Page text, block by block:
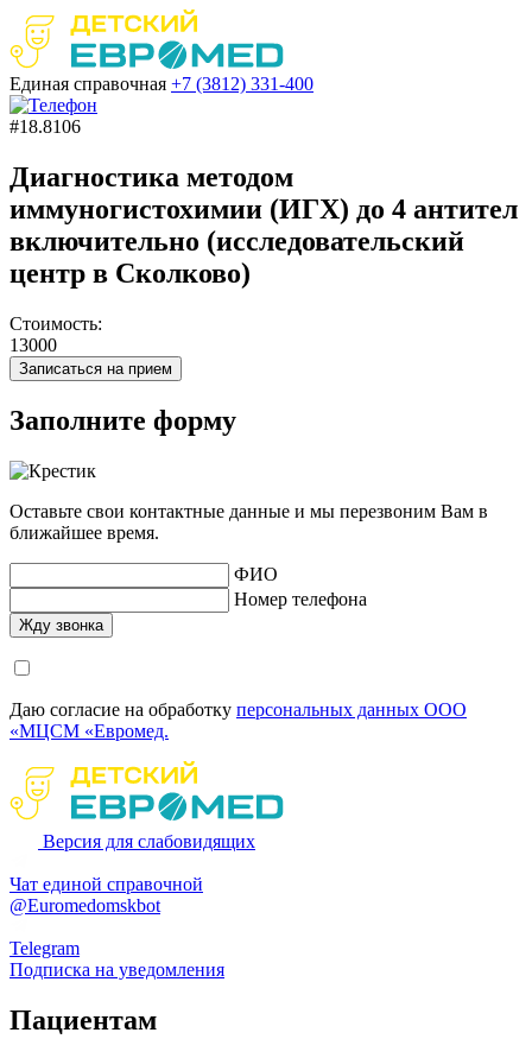
Единая справочная +7 (3812) 331-400
#18.8106
Диагностика методом
иммуногистохимии (ИГХ) до 4 антител
включительно (исследовательский
центр в Сколково)
Стоимость:
13000
Записаться на прием
Заполните форму
Оставьте свои контактные данные и мы перезвоним Вам в
ближайшее время.
ФИО
Номер телефона
Даю согласие на обработку персональных данных ООО
«МЦСМ «Евромед.
Версия для слабовидящих
Чат единой справочной
@Euromedomskbot
Telegram
Подписка на уведомления
Пациентам